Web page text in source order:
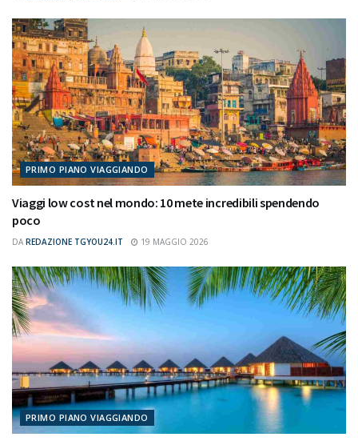
PRIMO PIANO VIAGGIANDO
Viaggi low cost nel mondo: 10 mete incredibili spendendo
poco
DA REDAZIONE TGYOU24.IT 19 MAGGIO 2026
PRIMO PIANO VIAGGIANDO